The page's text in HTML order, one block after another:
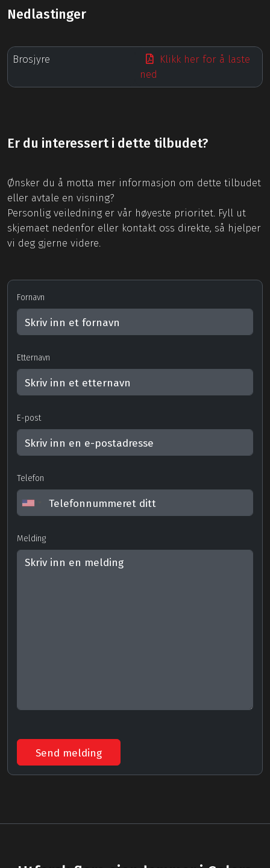
Nedlastinger
Brosjyre
Klikk her for å laste
ned
Er du interessert i dette tilbudet?
Ønsker du å motta mer informasjon om dette tilbudet
eller avtale en visning?
Personlig veiledning er vår høyeste prioritet. Fyll ut
skjemaet nedenfor eller kontakt oss direkte, så hjelper
vi deg gjerne videre.
Fornavn
Etternavn
E-post
Telefon
Melding
Send melding